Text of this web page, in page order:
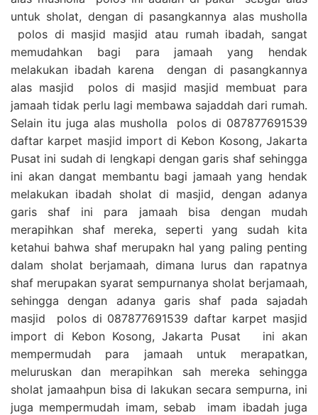
untuk sholat, dengan di pasangkannya alas musholla
polos di masjid masjid atau rumah ibadah, sangat
memudahkan bagi para jamaah yang hendak
melakukan ibadah karena dengan di pasangkannya
alas masjid polos di masjid masjid membuat para
jamaah tidak perlu lagi membawa sajaddah dari rumah.
Selain itu juga alas musholla polos di 087877691539
daftar karpet masjid import di Kebon Kosong, Jakarta
Pusat ini sudah di lengkapi dengan garis shaf sehingga
ini akan dangat membantu bagi jamaah yang hendak
melakukan ibadah sholat di masjid, dengan adanya
garis shaf ini para jamaah bisa dengan mudah
merapihkan shaf mereka, seperti yang sudah kita
ketahui bahwa shaf merupakn hal yang paling penting
dalam sholat berjamaah, dimana lurus dan rapatnya
shaf merupakan syarat sempurnanya sholat berjamaah,
sehingga dengan adanya garis shaf pada sajadah
masjid polos di 087877691539 daftar karpet masjid
import di Kebon Kosong, Jakarta Pusat ini akan
mempermudah para jamaah untuk merapatkan,
meluruskan dan merapihkan sah mereka sehingga
sholat jamaahpun bisa di lakukan secara sempurna, ini
juga mempermudah imam, sebab imam ibadah juga